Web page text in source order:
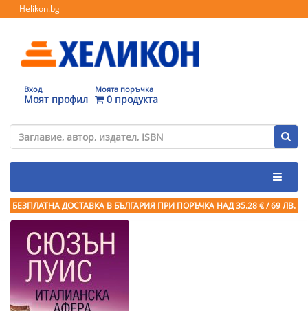
Helikon.bg
Вход
Моят профил
Моята поръчка
0 продукта
БЕЗПЛАТНА ДОСТАВКА В БЪЛГАРИЯ ПРИ ПОРЪЧКА НАД 35.28 € / 69 ЛВ.